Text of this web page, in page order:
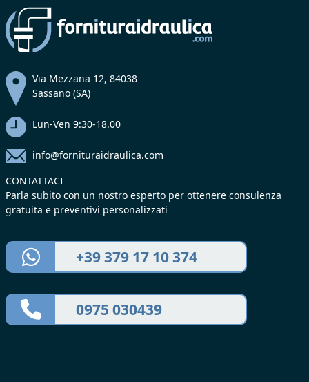
Via Mezzana 12, 84038
Sassano (SA)
Lun-Ven 9:30-18.00
info@fornituraidraulica.com
CONTATTACI
Parla subito con un nostro esperto per ottenere consulenza
gratuita e preventivi personalizzati
+39 379 17 10 374
0975 030439